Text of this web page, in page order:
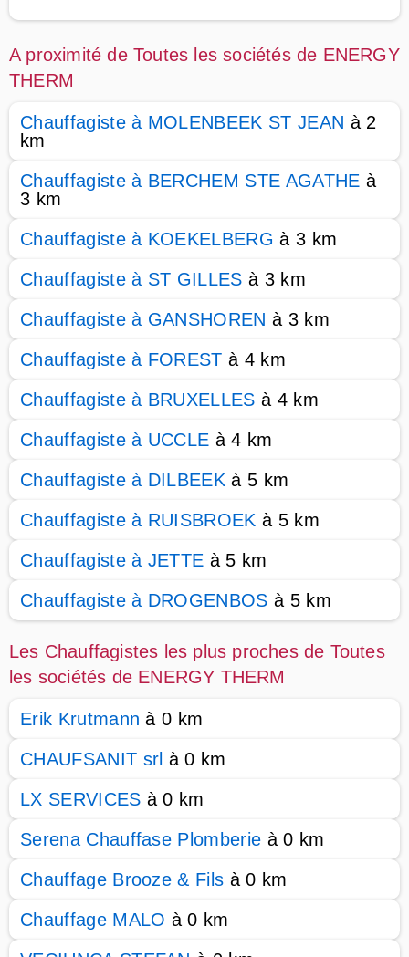
A proximité de Toutes les sociétés de ENERGY
THERM
Chauffagiste à MOLENBEEK ST JEAN à 2
km
Chauffagiste à BERCHEM STE AGATHE à
3 km
Chauffagiste à KOEKELBERG à 3 km
Chauffagiste à ST GILLES à 3 km
Chauffagiste à GANSHOREN à 3 km
Chauffagiste à FOREST à 4 km
Chauffagiste à BRUXELLES à 4 km
Chauffagiste à UCCLE à 4 km
Chauffagiste à DILBEEK à 5 km
Chauffagiste à RUISBROEK à 5 km
Chauffagiste à JETTE à 5 km
Chauffagiste à DROGENBOS à 5 km
Les Chauffagistes les plus proches de Toutes
les sociétés de ENERGY THERM
Erik Krutmann à 0 km
CHAUFSANIT srl à 0 km
LX SERVICES à 0 km
Serena Chauffase Plomberie à 0 km
Chauffage Brooze & Fils à 0 km
Chauffage MALO à 0 km